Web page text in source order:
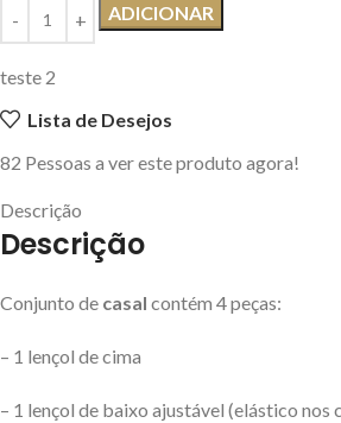
ADICIONAR
teste 2
Lista de Desejos
82 Pessoas a ver este produto agora!
Descrição
Descrição
Conjunto de casal contém 4 peças:
– 1 lençol de cima
– 1 lençol de baixo ajustável (elástico nos